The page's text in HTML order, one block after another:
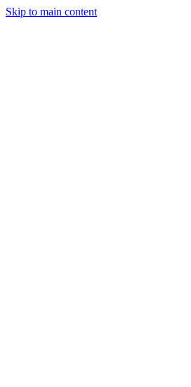
Skip to main content